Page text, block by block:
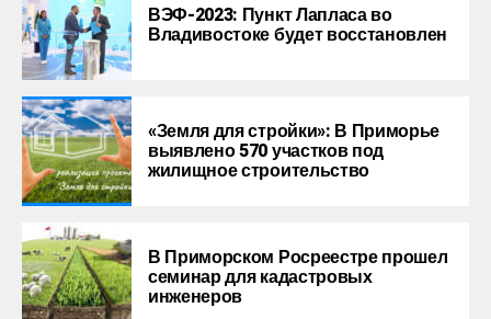
ВЭФ-2023: Пункт Лапласа во
Владивостоке будет восстановлен
«Земля для стройки»: В Приморье
выявлено 570 участков под
жилищное строительство
В Приморском Росреестре прошел
семинар для кадастровых
инженеров